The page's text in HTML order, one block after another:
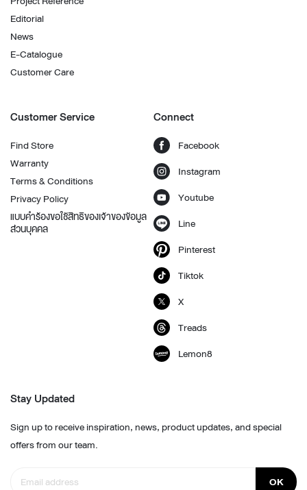
Editorial
News
E-Catalogue
Customer Care
Customer Service
Find Store
Warranty
Terms & Conditions
Privacy Policy
แบบคำร้องขอใช้สิทธิของเจ้าของข้อมูล
ส่วนบุคคล
Connect
Facebook
Instagram
Youtube
Line
Pinterest
Tiktok
X
Treads
Lemon8
Stay Updated
Sign up to receive inspiration, news, product updates, and special
offers from our team.
OK